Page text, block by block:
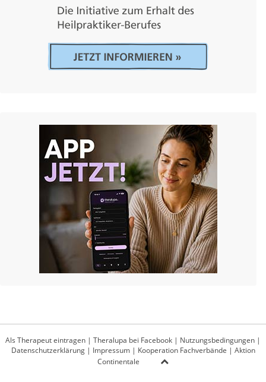
Als Therapeut eintragen | Theralupa bei Facebook | Nutzungsbedingungen |
Datenschutzerklärung| Impressum| Kooperation Fachverbände | Aktion
Continentale